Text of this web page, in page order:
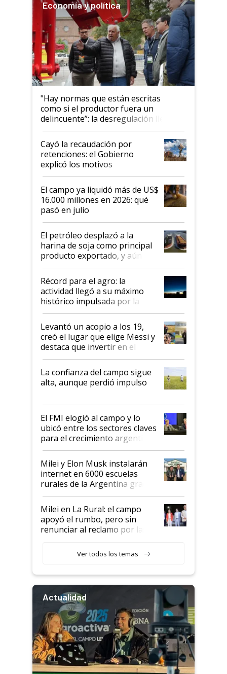
Economía y política
"Hay normas que están escritas
como si el productor fuera un
delincuente”: la desregulación llegó
al Congreso Aapresid y hasta se
habló del financiamiento al IPCVA
Cayó la recaudación por
retenciones: el Gobierno
explicó los motivos
El campo ya liquidó más de US$
16.000 millones en 2026: qué
pasó en julio
El petróleo desplazó a la
harina de soja como principal
producto exportado, y aún así
el agro aportó casi seis de cada
diez dólares y sostuvo el
liderazgo en un semestre
récord
Récord para el agro: la
actividad llegó a su máximo
histórico impulsada por la
cosecha y las exportaciones
Levantó un acopio a los 19,
creó el lugar que elige Messi y
destaca que invertir en el
kirchnerismo era como "darle
plata a un hijo para droga":
Juan Félix Rossetti, el libertario
que de una dura crisis salió
de Milei
La confianza del campo sigue
alta, aunque perdió impulso
El FMI elogió al campo y lo
ubicó entre los sectores claves
para el crecimiento argentino
Milei y Elon Musk instalarán
internet en 6000 escuelas
rurales de la Argentina gracias
a un acuerdo con Starlink
Milei en La Rural: el campo
apoyó el rumbo, pero sin
renunciar al reclamo por las
Ver todos los temas
Actualidad